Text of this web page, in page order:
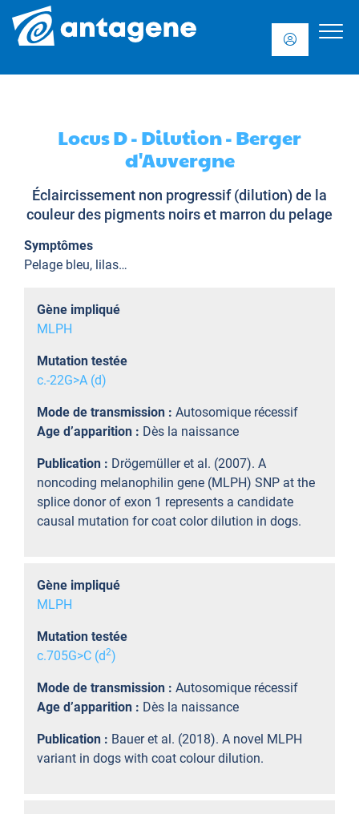
Locus D - Dilution - Berger
d'Auvergne
Éclaircissement non progressif (dilution) de la
couleur des pigments noirs et marron du pelage
Symptômes
Pelage bleu, lilas…
Gène impliqué
MLPH
Mutation testée
c.-22G>A (d)
Mode de transmission : Autosomique récessif
Age d’apparition : Dès la naissance
Publication : Drögemüller et al. (2007). A
noncoding melanophilin gene (MLPH) SNP at the
splice donor of exon 1 represents a candidate
causal mutation for coat color dilution in dogs.
Gène impliqué
MLPH
Mutation testée
c.705G>C (d2)
Mode de transmission : Autosomique récessif
Age d’apparition : Dès la naissance
Publication : Bauer et al. (2018). A novel MLPH
variant in dogs with coat colour dilution.